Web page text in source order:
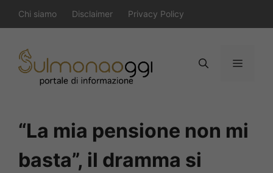
al
contenuto
Chi siamo Disclaimer Privacy Policy
Menu
“La mia pensione non mi
basta”, il dramma si